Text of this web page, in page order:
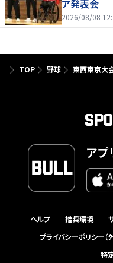
ア発表会
2026/08/08
TOP 野球 東西東京大
アプ
ヘルプ 推奨環境
プライバシーポリシー
特